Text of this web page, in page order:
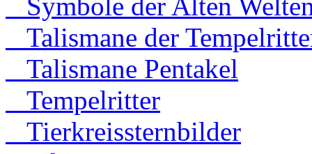
Symbole der Alten
Talismane der
Talismane Pentakel
Tempelritter
Tierkreissternbilder